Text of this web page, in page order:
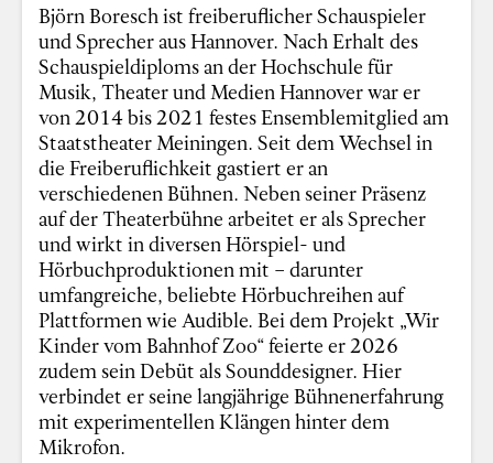
Björn Boresch ist freiberuflicher Schauspieler
und Sprecher aus Hannover. Nach Erhalt des
Schauspieldiploms an der Hochschule für
Musik, Theater und Medien Hannover war er
von 2014 bis 2021 festes Ensemblemitglied am
Staatstheater Meiningen. Seit dem Wechsel in
die Freiberuflichkeit gastiert er an
verschiedenen Bühnen. Neben seiner Präsenz
auf der Theaterbühne arbeitet er als Sprecher
und wirkt in diversen Hörspiel- und
Hörbuchproduktionen mit – darunter
umfangreiche, beliebte Hörbuchreihen auf
Plattformen wie Audible. Bei dem Projekt „Wir
Kinder vom Bahnhof Zoo“ feierte er 2026
zudem sein Debüt als Sounddesigner. Hier
verbindet er seine langjährige Bühnenerfahrung
mit experimentellen Klängen hinter dem
Mikrofon.